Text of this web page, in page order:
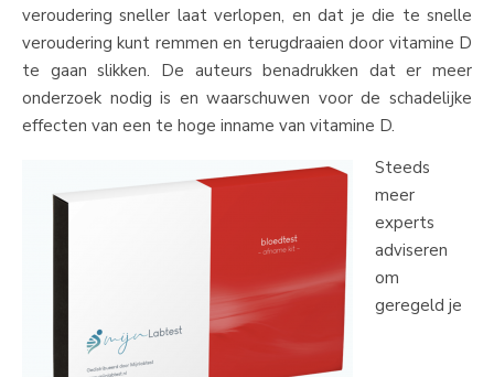
veroudering sneller laat verlopen, en dat je die te snelle
veroudering kunt remmen en terugdraaien door vitamine D
te gaan slikken. De auteurs benadrukken dat er meer
onderzoek nodig is en waarschuwen voor de schadelijke
effecten van een te hoge inname van vitamine D.
Steeds
meer
experts
adviseren
om
geregeld je